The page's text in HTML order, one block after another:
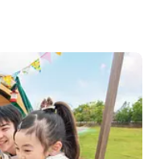
ベビーにやさしいこだわ
「コチラファミリールー
しています。 また、お子